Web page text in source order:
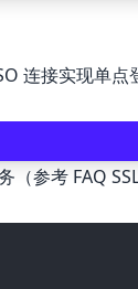
连接实现单点
（参考 FAQ